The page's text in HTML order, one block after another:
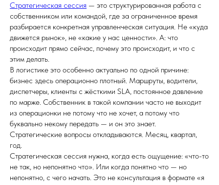
Стратегическая сессия — это структурированная работа с
собственником или командой, где за ограниченное время
разбирается конкретная управленческая ситуация. Не «куда
движется рынок», не «какие у нас ценности». А: что
происходит прямо сейчас, почему это происходит, и что с
этим делать.
В логистике это особенно актуально по одной причине:
бизнес здесь операционно плотный. Маршруты, водители,
диспетчеры, клиенты с жёсткими SLA, постоянное давление
по марже. Собственник в такой компании часто не выходит
из операционки не потому что не хочет, а потому что
буквально некому передать — и он это знает.
Стратегические вопросы откладываются. Месяц, квартал,
год.
Стратегическая сессия нужна, когда есть ощущение: «что-то
не так, но непонятно что». Или когда понятно что — но
непонятно, с чего начать. Это не консультация в формате «я